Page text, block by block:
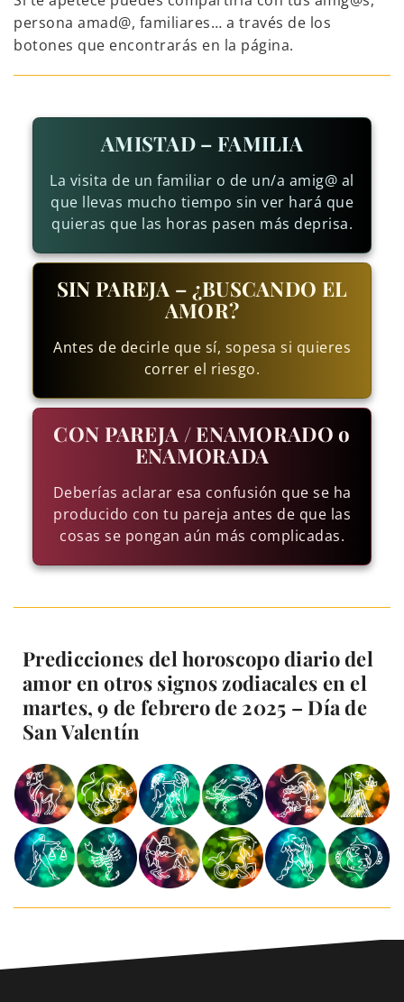
persona amad@, familiares… a través de los
botones que encontrarás en la página.
AMISTAD – FAMILIA
La visita de un familiar o de un/a amig@ al
que llevas mucho tiempo sin ver hará que
quieras que las horas pasen más deprisa.
SIN PAREJA – ¿BUSCANDO EL
AMOR?
Antes de decirle que sí, sopesa si quieres
correr el riesgo.
CON PAREJA / ENAMORADO o
ENAMORADA
Deberías aclarar esa confusión que se ha
producido con tu pareja antes de que las
cosas se pongan aún más complicadas.
Predicciones del horoscopo diario del
amor en otros signos zodiacales en el
martes, 9 de febrero de 2025 – Día de
San Valentín